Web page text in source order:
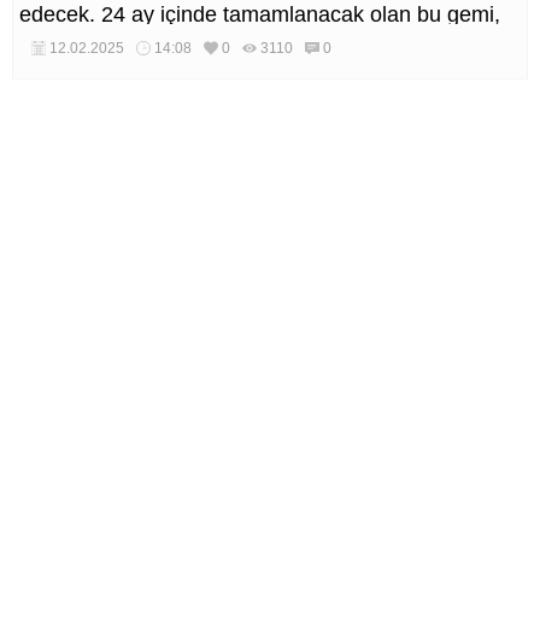
edecek. 24 ay içinde tamamlanacak olan bu gemi,
Malezya Sahil Güvenlik Komutanlığı (MMEA)
12.02.2025 14:08 0 3110 0